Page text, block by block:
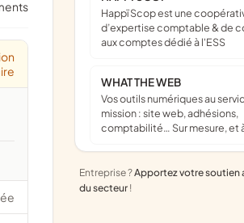
Happï Scop est une coopérative
d’expertise comptable & de
aux comptes dédié à l'ESS
WHAT THE WEB
Vos outils numériques au service de votre
mission : site web, adhésions,
comptabilité… Sur mesure, et
Entreprise ?Apportez votre soutien
du secteur !